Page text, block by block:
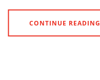
CONTINUE READING